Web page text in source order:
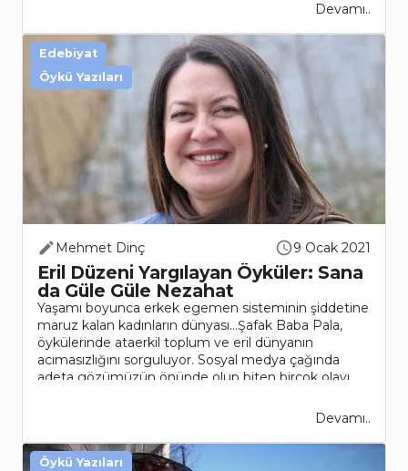
Devamı..
Mehmet Dinç 9 Ocak 2021
Eril Düzeni Yargılayan Öyküler: Sana
da Güle Güle Nezahat
Yaşamı boyunca erkek egemen sisteminin şiddetine
maruz kalan kadınların dünyası...Şafak Baba Pala,
öykülerinde ataerkil toplum ve eril dünyanın
acımasızlığını sorguluyor. Sosyal medya çağında
adeta gözümüzün önünde olup biten birçok olayı
Devamı..
Edebiyat
Öykü Yazıları
Öykü Yazıları